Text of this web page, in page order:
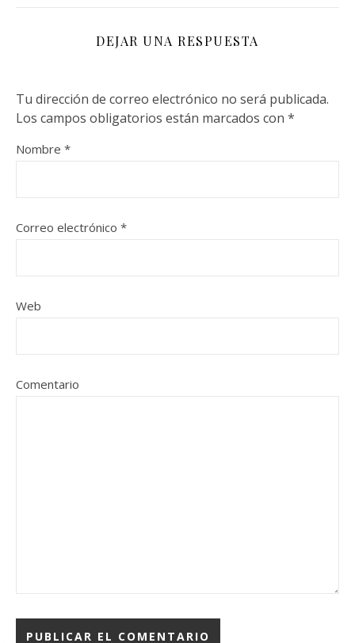
DEJAR UNA RESPUESTA
Tu dirección de correo electrónico no será publicada.
Los campos obligatorios están marcados con *
Nombre *
Correo electrónico *
Web
Comentario